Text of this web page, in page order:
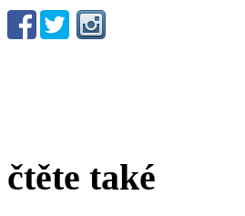
čtěte také